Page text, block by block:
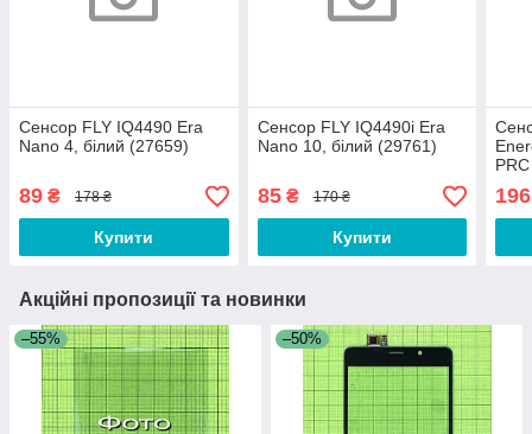
Сенсор FLY IQ4490 Era
Nano 4, білий (27659)
89 ₴ 178 ₴
Купити
Сенсор FLY IQ4490i Era
Nano 10, білий (29761)
85₴ 170 ₴
Купити
PRC
196
Акційні пропозиції та новинки
–55% –50%